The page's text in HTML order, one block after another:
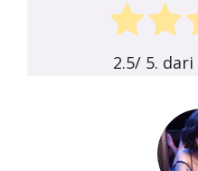
2.5/ 5. dari